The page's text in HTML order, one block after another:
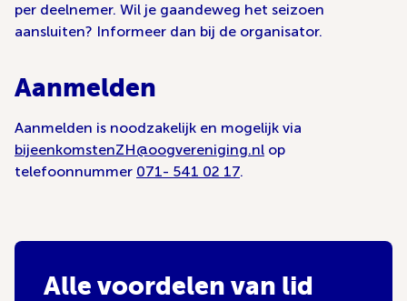
per deelnemer. Wil je gaandeweg het seizoen
aansluiten? Informeer dan bij de organisator.
Aanmelden
Aanmelden is noodzakelijk en mogelijk via
bijeenkomstenZH@oogvereniging.nl op
telefoonnummer 071- 541 02 17.
Alle voordelen van lid